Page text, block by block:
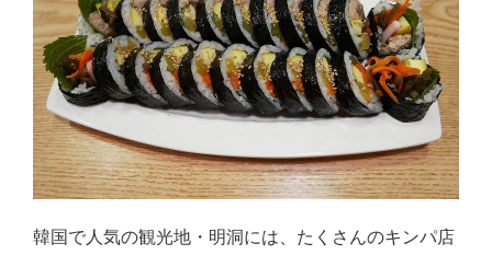
韓国で人気の観光地・明洞には、たくさんのキンパ店